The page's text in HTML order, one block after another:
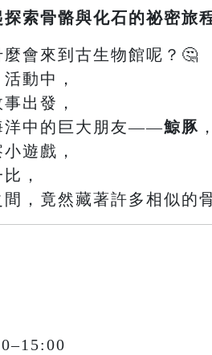
索骨骼與化石的祕密旅
會來到古生物館呢？🤔
活動中，
出發，
洋中的巨大朋友——鯨豚 ，
遊戲，
，
，竟然藏著許多相似的